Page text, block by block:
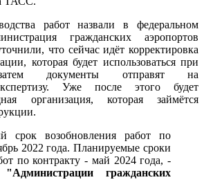
работ назвали в федеральном
гражданских аэропортов
что сейчас идёт корректировка
которая будет использоваться при
затем документы отправят на
Уже после этого будет
организация, которая займётся
срок возобновления работ по
2022 года. Планируемые сроки
по контракту - май 2024 года, -
"Администрации гражданских